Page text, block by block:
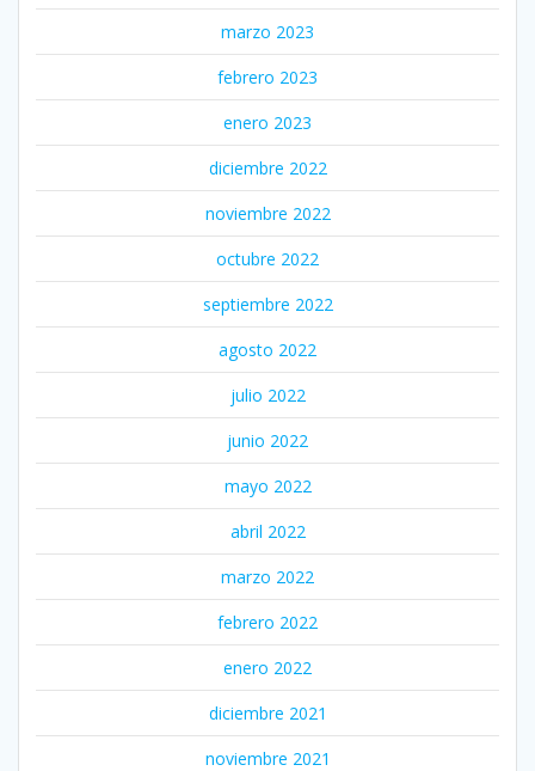
marzo 2023
febrero 2023
enero 2023
diciembre 2022
noviembre 2022
octubre 2022
septiembre 2022
agosto 2022
julio 2022
junio 2022
mayo 2022
abril 2022
marzo 2022
febrero 2022
enero 2022
diciembre 2021
noviembre 2021